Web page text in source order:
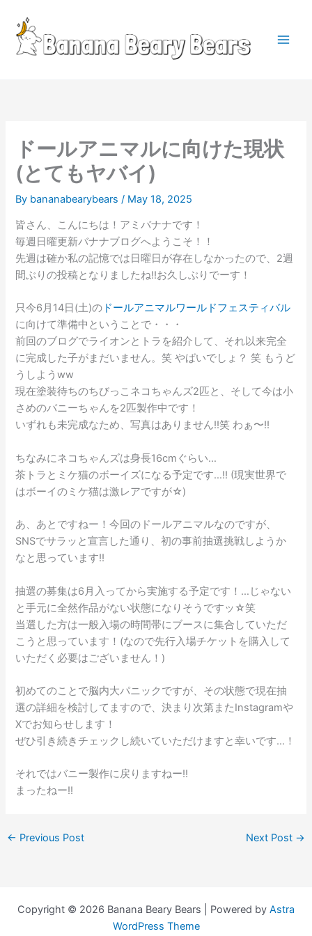
content
ドールアニマルに向けた現状
(とてもヤバイ)
By bananabearybears / May 18, 2025
皆さん、こんにちは！アミバナナです！
毎週日曜更新バナナブログへようこそ！！
先週は確か私の記憶では日曜日が存在しなかったので、2週
間ぶりの投稿となりましたね!!お久しぶりでーす！
只今6月14日(土)の ドールアニマルワールドフェスティバル
に向けて準備中ということで・・・
前回のブログでライオンとトラを紹介して、それ以来完全
に完成した子がまだいません。笑 やばいでしょ？ 笑 もうど
うしようww
現在塗装待ちのちびっこネコちゃんズ2匹と、そして今は小
さめのバニーちゃんを2匹製作中です！
いずれも未完成なため、写真はありません!!笑 わぁ〜!!
ちなみにネコちゃんズは身長16cmぐらい…
茶トラとミケ猫のボーイズになる予定です…!! (現実世界で
はボーイのミケ猫は激レアですが☆)
あ、あとですねー！今回のドールアニマルなのですが、
SNSでサラッと宣言した通り、初の事前抽選挑戦しようか
なと思っています!!
抽選の募集は6月入ってから実施する予定です！…じゃない
と手元に全然作品がない状態になりそうですッ☆笑
当選した方は一般入場の時間帯にブースに集合していただ
こうと思っています！(なので先行入場チケットを購入して
いただく必要はございません！)
初めてのことで脳内大パニックですが、その状態で現在抽
選の詳細を検討してますので、決まり次第またInstagramや
Xでお知らせします！
ぜひ引き続きチェックし続いていただけますと幸いです…！
それではバニー製作に戻りますねー!!
まったねー!!
← Previous Post Next Post →
Copyright © 2026 Banana Beary Bears | Powered by Astra
WordPress Theme